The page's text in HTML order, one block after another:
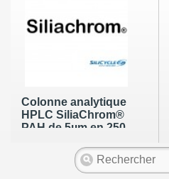
Colonne analytique
HPLC SiliaChrom®
PAH de 5µm en 250